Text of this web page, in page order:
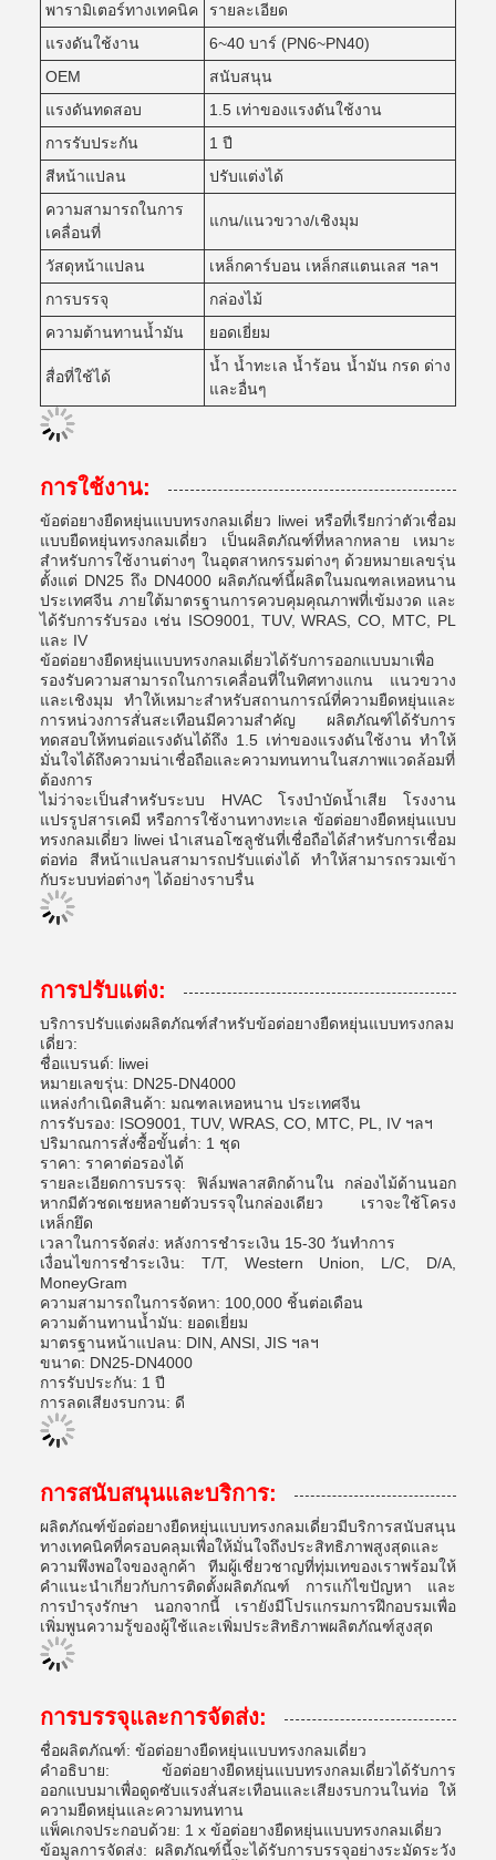
พารามิเตอร์ทางเทคนิค
รายละเอียด
แรงดันใช้งาน
6~40 บาร์ (PN6~PN40)
OEM
สนับสนุน
แรงดันทดสอบ
1.5 เท่าของแรงดันใช้งาน
การรับประกัน
1 ปี
สีหน้าแปลน
ปรับแต่งได้
ความสามารถในการ
เคลื่อนที่
แกน/แนวขวาง/เชิงมุม
วัสดุหน้าแปลน
เหล็กคาร์บอน เหล็กสแตนเลส ฯลฯ
การบรรจุ
กล่องไม้
ความต้านทานน้ำมัน
ยอดเยี่ยม
สื่อที่ใช้ได้
น้ำ น้ำทะเล น้ำร้อน น้ำมัน กรด ด่าง
และอื่นๆ
การใช้งาน:
ข้อต่อยางยืดหยุ่นแบบทรงกลมเดี่ยว liwei หรือที่เรียกว่าตัวเชื่อม
แบบยืดหยุ่นทรงกลมเดี่ยว เป็นผลิตภัณฑ์ที่หลากหลาย เหมาะ
สำหรับการใช้งานต่างๆ ในอุตสาหกรรมต่างๆ ด้วยหมายเลขรุ่น
ตั้งแต่ DN25 ถึง DN4000 ผลิตภัณฑ์นี้ผลิตในมณฑลเหอหนาน
ประเทศจีน ภายใต้มาตรฐานการควบคุมคุณภาพที่เข้มงวด และ
ได้รับการรับรอง เช่น ISO9001, TUV, WRAS, CO, MTC, PL
และ IV
ข้อต่อยางยืดหยุ่นแบบทรงกลมเดี่ยวได้รับการออกแบบมาเพื่อ
รองรับความสามารถในการเคลื่อนที่ในทิศทางแกน แนวขวาง
และเชิงมุม ทำให้เหมาะสำหรับสถานการณ์ที่ความยืดหยุ่นและ
การหน่วงการสั่นสะเทือนมีความสำคัญ ผลิตภัณฑ์ได้รับการ
ทดสอบให้ทนต่อแรงดันได้ถึง 1.5 เท่าของแรงดันใช้งาน ทำให้
มั่นใจได้ถึงความน่าเชื่อถือและความทนทานในสภาพแวดล้อมที่
ต้องการ
ไม่ว่าจะเป็นสำหรับระบบ HVAC โรงบำบัดน้ำเสีย โรงงาน
แปรรูปสารเคมี หรือการใช้งานทางทะเล ข้อต่อยางยืดหยุ่นแบบ
ทรงกลมเดี่ยว liwei นำเสนอโซลูชันที่เชื่อถือได้สำหรับการเชื่อม
ต่อท่อ สีหน้าแปลนสามารถปรับแต่งได้ ทำให้สามารถรวมเข้า
กับระบบท่อต่างๆ ได้อย่างราบรื่น
การปรับแต่ง:
บริการปรับแต่งผลิตภัณฑ์สำหรับข้อต่อยางยืดหยุ่นแบบทรงกลม
เดี่ยว:
ชื่อแบรนด์: liwei
หมายเลขรุ่น: DN25-DN4000
แหล่งกำเนิดสินค้า: มณฑลเหอหนาน ประเทศจีน
การรับรอง: ISO9001, TUV, WRAS, CO, MTC, PL, IV ฯลฯ
ปริมาณการสั่งซื้อขั้นต่ำ: 1 ชุด
ราคา: ราคาต่อรองได้
รายละเอียดการบรรจุ: ฟิล์มพลาสติกด้านใน กล่องไม้ด้านนอก
หากมีตัวชดเชยหลายตัวบรรจุในกล่องเดียว เราจะใช้โครง
เหล็กยึด
เวลาในการจัดส่ง: หลังการชำระเงิน 15-30 วันทำการ
เงื่อนไขการชำระเงิน: T/T, Western Union, L/C, D/A,
MoneyGram
ความสามารถในการจัดหา: 100,000 ชิ้นต่อเดือน
ความต้านทานน้ำมัน: ยอดเยี่ยม
มาตรฐานหน้าแปลน: DIN, ANSI, JIS ฯลฯ
ขนาด: DN25-DN4000
การรับประกัน: 1 ปี
การลดเสียงรบกวน: ดี
การสนับสนุนและบริการ:
ผลิตภัณฑ์ข้อต่อยางยืดหยุ่นแบบทรงกลมเดี่ยวมีบริการสนับสนุน
ทางเทคนิคที่ครอบคลุมเพื่อให้มั่นใจถึงประสิทธิภาพสูงสุดและ
ความพึงพอใจของลูกค้า ทีมผู้เชี่ยวชาญที่ทุ่มเทของเราพร้อมให้
คำแนะนำเกี่ยวกับการติดตั้งผลิตภัณฑ์ การแก้ไขปัญหา และ
การบำรุงรักษา นอกจากนี้ เรายังมีโปรแกรมการฝึกอบรมเพื่อ
เพิ่มพูนความรู้ของผู้ใช้และเพิ่มประสิทธิภาพผลิตภัณฑ์สูงสุด
การบรรจุและการจัดส่ง:
ชื่อผลิตภัณฑ์: ข้อต่อยางยืดหยุ่นแบบทรงกลมเดี่ยว
คำอธิบาย: ข้อต่อยางยืดหยุ่นแบบทรงกลมเดี่ยวได้รับการ
ออกแบบมาเพื่อดูดซับแรงสั่นสะเทือนและเสียงรบกวนในท่อ ให้
ความยืดหยุ่นและความทนทาน
แพ็คเกจประกอบด้วย: 1 x ข้อต่อยางยืดหยุ่นแบบทรงกลมเดี่ยว
ข้อมูลการจัดส่ง: ผลิตภัณฑ์นี้จะได้รับการบรรจุอย่างระมัดระวัง